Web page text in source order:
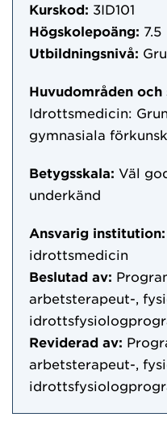
Kurskod: 3ID101
Högskolepoäng: 7.5
Utbildningsnivå:
Huvudområden
Idrottsmedicin:
gymnasiala
Betygsskala: Väl
underkänd
Ansvarig institution:
idrottsmedicin
Beslutad av:
arbetsterapeut-,
Reviderad av:
arbetsterapeut-,